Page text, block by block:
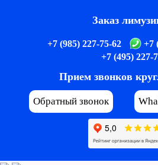
Заказ
+7 (985) 227-75-62
+7
+7 (495) 227-
Прием звонков
Обратный звонок